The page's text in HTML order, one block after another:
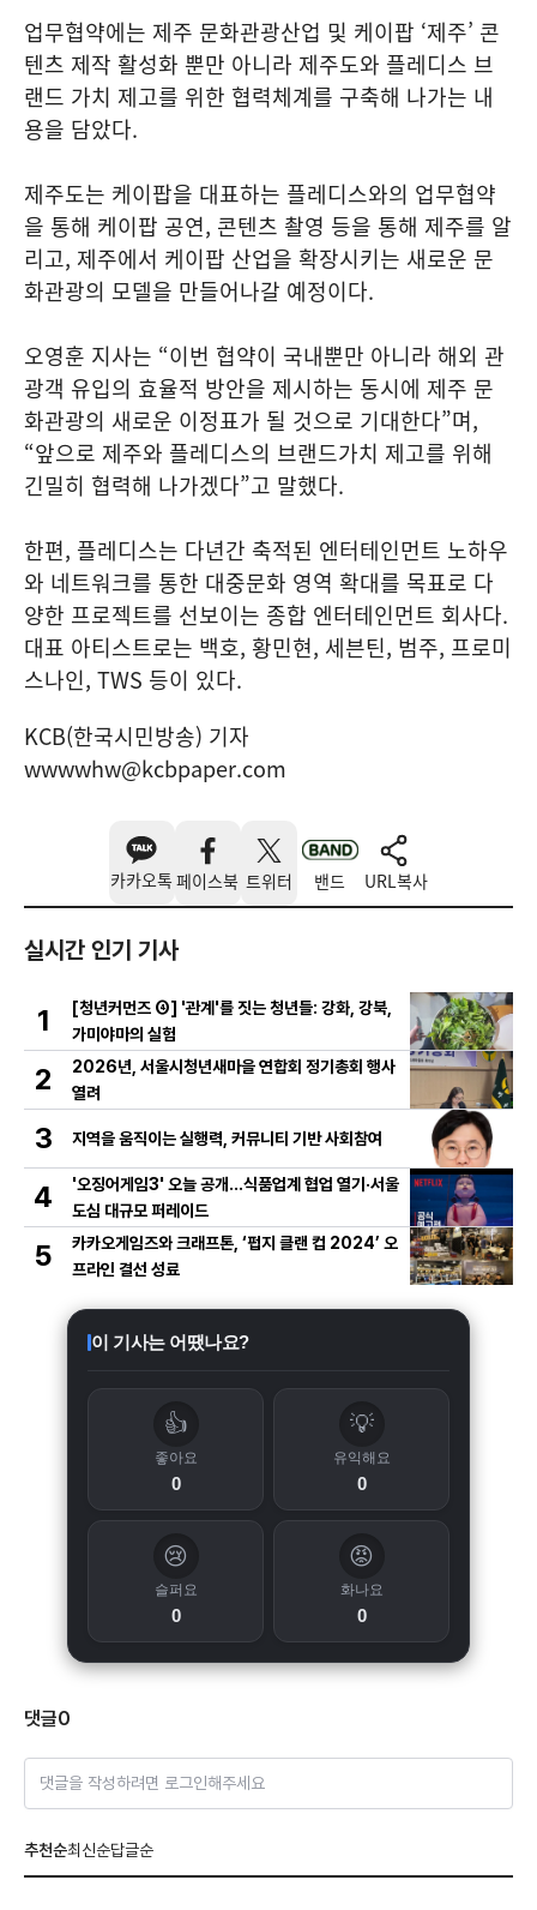
업무협약에는 제주 문화관광산업 및 케이팝 ‘제주’ 콘
텐츠 제작 활성화 뿐만 아니라 제주도와 플레디스 브
랜드 가치 제고를 위한 협력체계를 구축해 나가는 내
용을 담았다.
제주도는 케이팝을 대표하는 플레디스와의 업무협약
을 통해 케이팝 공연, 콘텐츠 촬영 등을 통해 제주를 알
리고, 제주에서 케이팝 산업을 확장시키는 새로운 문
화관광의 모델을 만들어나갈 예정이다.
오영훈 지사는 “이번 협약이 국내뿐만 아니라 해외 관
광객 유입의 효율적 방안을 제시하는 동시에 제주 문
화관광의 새로운 이정표가 될 것으로 기대한다”며,
“앞으로 제주와 플레디스의 브랜드가치 제고를 위해
긴밀히 협력해 나가겠다”고 말했다.
한편, 플레디스는 다년간 축적된 엔터테인먼트 노하우
와 네트워크를 통한 대중문화 영역 확대를 목표로 다
양한 프로젝트를 선보이는 종합 엔터테인먼트 회사다.
대표 아티스트로는 백호, 황민현, 세븐틴, 범주, 프로미
스나인, TWS 등이 있다.
KCB(한국시민방송) 기자
wwwwhw@kcbpaper.com
카카오톡 페이스북 트위터 밴드 URL복사
실시간 인기 기사
1
[청년커먼즈 ④] '관계'를 짓는 청년들: 강화, 강북,
가미야마의 실험
2
2026년, 서울시청년새마을 연합회 정기총회 행사
열려
3 지역을 움직이는 실행력, 커뮤니티 기반 사회참여
4
'오징어게임3' 오늘 공개…식품업계 협업 열기·서울
도심 대규모 퍼레이드
5
카카오게임즈와 크래프톤, ‘펍지 클랜 컵 2024’ 오
프라인 결선 성료
이 기사는 어땠나요?
👍
좋아요
0
💡
유익해요
0
😢
슬퍼요
0
😡
화나요
0
댓글0
댓글을 작성하려면 로그인해주세요
추천순최신순답글순